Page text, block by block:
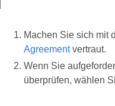
Machen Sie sich mit
Agreementvertraut.
Wenn Sie
überprüfen, wählen